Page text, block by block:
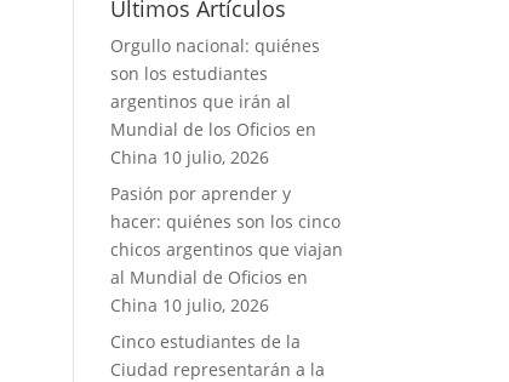
Últimos Artículos
Orgullo nacional: quiénes
son los estudiantes
argentinos que irán al
Mundial de los Oficios en
China 10 julio, 2026
Pasión por aprender y
hacer: quiénes son los cinco
chicos argentinos que viajan
al Mundial de Oficios en
China 10 julio, 2026
Cinco estudiantes de la
Ciudad representarán a la